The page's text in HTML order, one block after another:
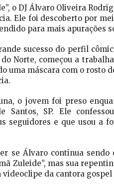
o DJ Álvaro Oliveira
Ele foi descoberto por
para mais apurações
sucesso do perfil
Norte, começou a
uma máscara com o rosto
o jovem foi preso
Santos, SP. Ele
seguidores e que usou a
se Álvaro continua
Zuleide”, mas sua
da cantora